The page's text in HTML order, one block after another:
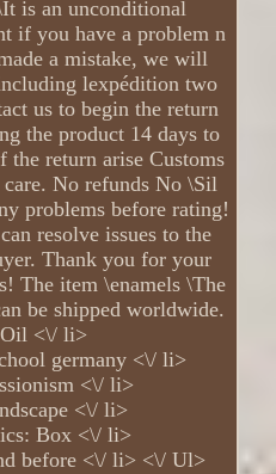
is an unconditional
if you have a problem n
a mistake, we will
lexpédition two
us to begin the return
the product 14 days to
return arise Customs
No refunds No \Sil
problems before rating!
resolve issues to the
Thank you for your
The item \enamels \The
be shipped worldwide.
<\/ li>
germany <\/ li>
<\/ li>
<\/ li>
Box <\/ li>
before <\/ li> <\/ Ul>